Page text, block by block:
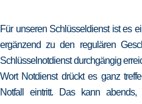
Für unseren Schlüsseldienst ist es
ergänzend zu den regulären
Schlüsselnotdienst durchgängig
Wort Notdienst drückt es ganz
Notfall eintritt. Das kann